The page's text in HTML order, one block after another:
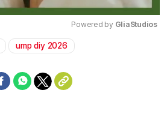
Powered by GliaStudios
ump diy 2026